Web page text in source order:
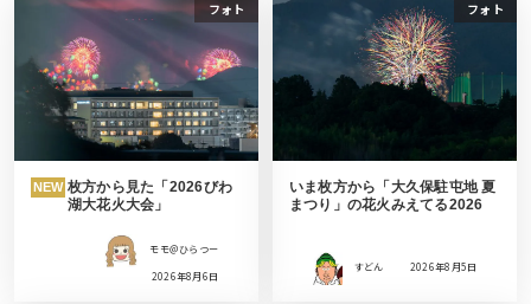
フォト
NEW 枚方から見た「2026びわ
湖大花火大会」
モモ＠ひらつー
2026年8月6日
フォト
いま枚方から「大久保駐屯地 夏
まつり」の花火みえてる2026
すどん 2026年8月5日